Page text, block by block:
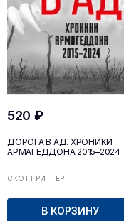
520 ₽
ДОРОГА В АД. ХРОНИКИ
АРМАГЕДДОНА 2015–2024
СКОТТ РИТТЕР
В КОРЗИНУ